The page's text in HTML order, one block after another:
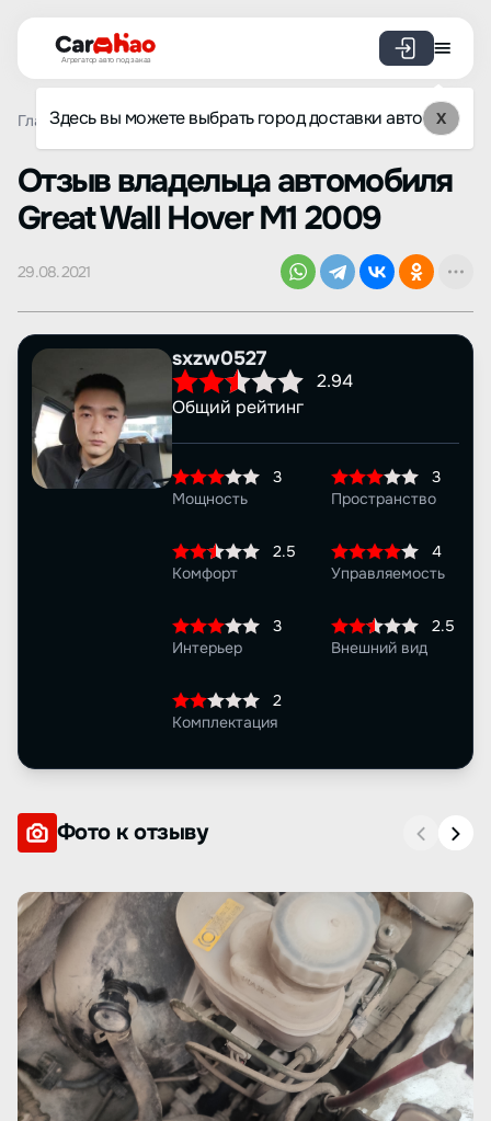
Агрегатор авто под заказ
Здесь вы можете выбрать город доставки авто X
Главная Отзывы Great Wall Hover M1 Просмотр
Oтзыв владельца автомобиля
Great Wall Hover M1 2009
29.08.2021
sxzw0527
2.94
Общий рейтинг
3
Мощность
3
Пространство
2.5
Комфорт
4
Управляемость
3
Интерьер
2.5
Внешний вид
2
Комплектация
Фото к отзыву